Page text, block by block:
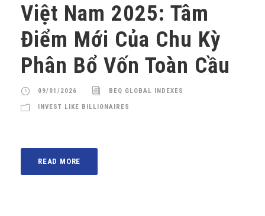
Việt Nam 2025: Tâm
Điểm Mới Của Chu Kỳ
Phân Bổ Vốn Toàn Cầu
09/01/2026 BEQ GLOBAL INDEXES
INVEST LIKE BILLIONAIRES
READ MORE